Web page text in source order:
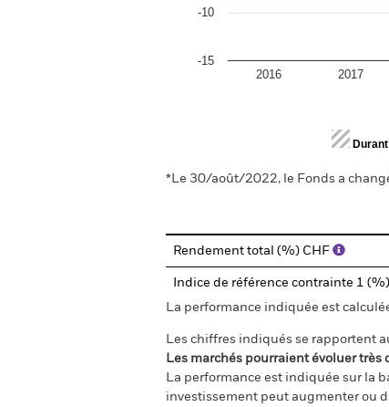
2016 2017
-15
-10
*Le 30/août/2022, le Fonds a
Rendement total (%) CHF
Indice de référence contrainte 1
La performance indiquée est
Les chiffres indiqués se rapportent
Les marchés pourraient évoluer
La performance est indiquée sur la
investissement peut augmenter ou